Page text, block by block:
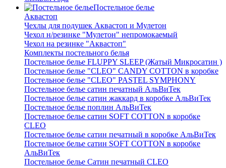
Постельное белье
Аквастоп
Чехлы для подушек Аквастоп и Мулетон
Чехол н/резинке "Мулетон" непромокаемый
Чехол на резинке "Аквастоп"
Комплекты постельного белья
Постельное белье FLUPPY SLEEP (Жатый Микросатин )
Постельное белье "CLEO" CANDY COTTON в коробке
Постельное белье "CLEO" PASTEL SYMPHONY
Постельное белье сатин печатный АльВиТек
Постельное белье сатин жаккард в коробке АльВиТек
Постельное белье поплин АльВиТек
Постельное белье сатин SOFT COTTON в коробке
CLEO
Постельное белье сатин печатный в коробке АльВиТек
Постельное белье сатин SOFT COTTON в коробке
АльВиТек
Постельное белье Сатин печатный CLEO